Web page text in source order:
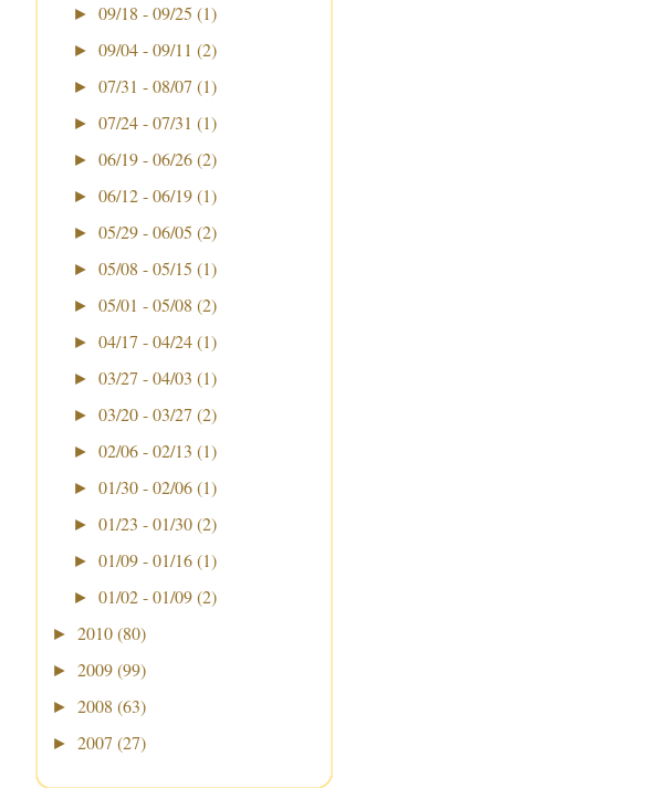
► 09/18 - 09/25 (1)
► 09/04 - 09/11 (2)
► 07/31 - 08/07 (1)
► 07/24 - 07/31 (1)
► 06/19 - 06/26 (2)
► 06/12 - 06/19 (1)
► 05/29 - 06/05 (2)
► 05/08 - 05/15 (1)
► 05/01 - 05/08 (2)
► 04/17 - 04/24 (1)
► 03/27 - 04/03 (1)
► 03/20 - 03/27 (2)
► 02/06 - 02/13 (1)
► 01/30 - 02/06 (1)
► 01/23 - 01/30 (2)
► 01/09 - 01/16 (1)
► 01/02 - 01/09 (2)
► 2010 (80)
► 2009 (99)
► 2008 (63)
► 2007 (27)